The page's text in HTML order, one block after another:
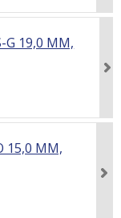
G 19,0 MM,
15,0 MM,